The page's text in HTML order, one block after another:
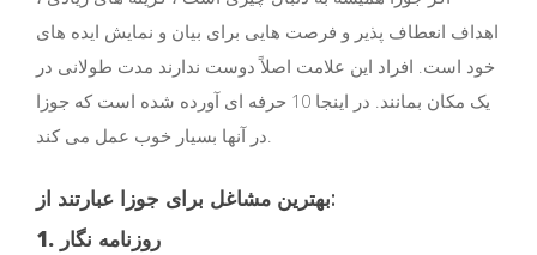
اهداف انعطاف پذیر و فرصت هایی برای بیان و نمایش ایده های
خود است. افراد این علامت اصلاً دوست ندارند مدت طولانی در
یک مکان بمانند. در اینجا 10 حرفه ای آورده شده است که جوزا
بهترین مشاغل برای جوزا عبارتند از:
1. روزنامه نگار